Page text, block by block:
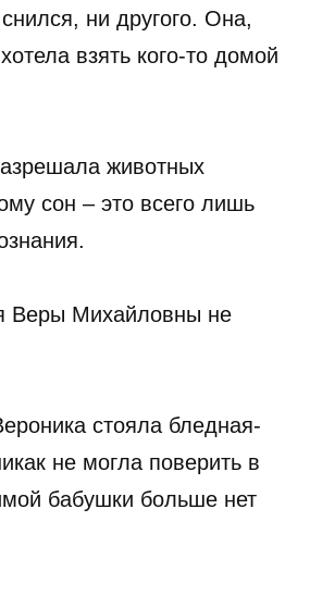
ни другого. Она,
взять кого-то домой
животных
сон – это всего лишь
Веры Михайловны не
стояла бледная-
не могла поверить в
бабушки больше нет